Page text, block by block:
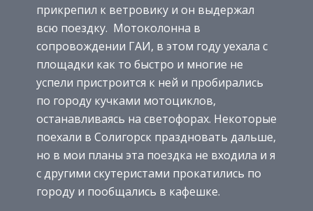
прикрепил к ветровику и он выдержал
всю поездку. Мотоколонна в
сопровождении ГАИ, в этом году уехала с
площадки как то быстро и многие не
успели пристроится к ней и пробирались
по городу кучками мотоциклов,
останавливаясь на светофорах. Некоторые
поехали в Солигорск праздновать дальше,
но в мои планы эта поездка не входила и я
с другими скутеристами прокатились по
городу и пообщались в кафешке.